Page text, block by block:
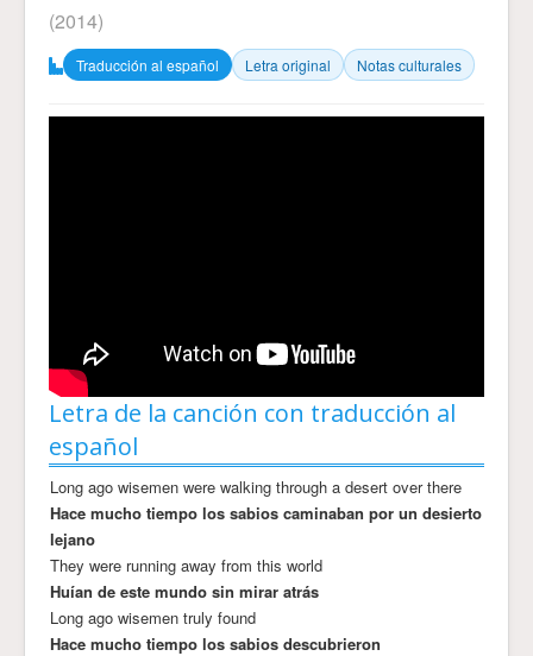
(2014)
Traducción al español Letra original Notas culturales
Letra de la canción con traducción al
español
Long ago wisemen were walking through a desert over there
Hace mucho tiempo los sabios caminaban por un desierto
lejano
They were running away from this world
Huían de este mundo sin mirar atrás
Long ago wisemen truly found
Hace mucho tiempo los sabios descubrieron